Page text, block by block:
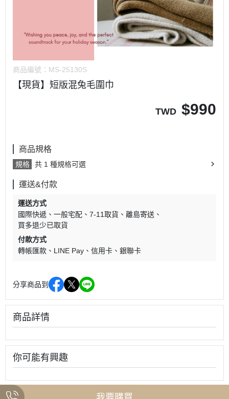
商品編號： MS-25130S
【現貨】短版混兔毛圍巾
TWD $990
商品規格
規格 共 1 種規格可選
運送&付款
運送方式
國際快遞
一般宅配 7-11取貨
離島寄送
買多退少已取貨
付款方式
轉帳匯款
LINE Pay 信用卡 銀聯卡
分享商品到
商品詳情
你可能有興趣